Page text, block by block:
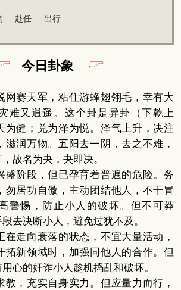
赴任 出行
今日卦象
网赛天军，粘住游蜂翅翎毛，幸有大
难又逍遥。这个卦是异卦（下乾上
为健；兑为泽为悦。泽气上升，决注
滋润万物。五阳去一阴，去之不难，
故名为夬，夬即决。
盛阶段，但已孕育着普遍的危险。务
勿居功自傲，主动团结他人，不干冒
警惕，防止小人的破坏。但不可莽
去决断小人，避免过犹不及。
在走向衰落的状态，不宜大量活动，
拓新领域时，加强同他人的合作。但
心的奸诈小人趁机捣乱和破坏。
教，充实自身实力。但应量力而行，